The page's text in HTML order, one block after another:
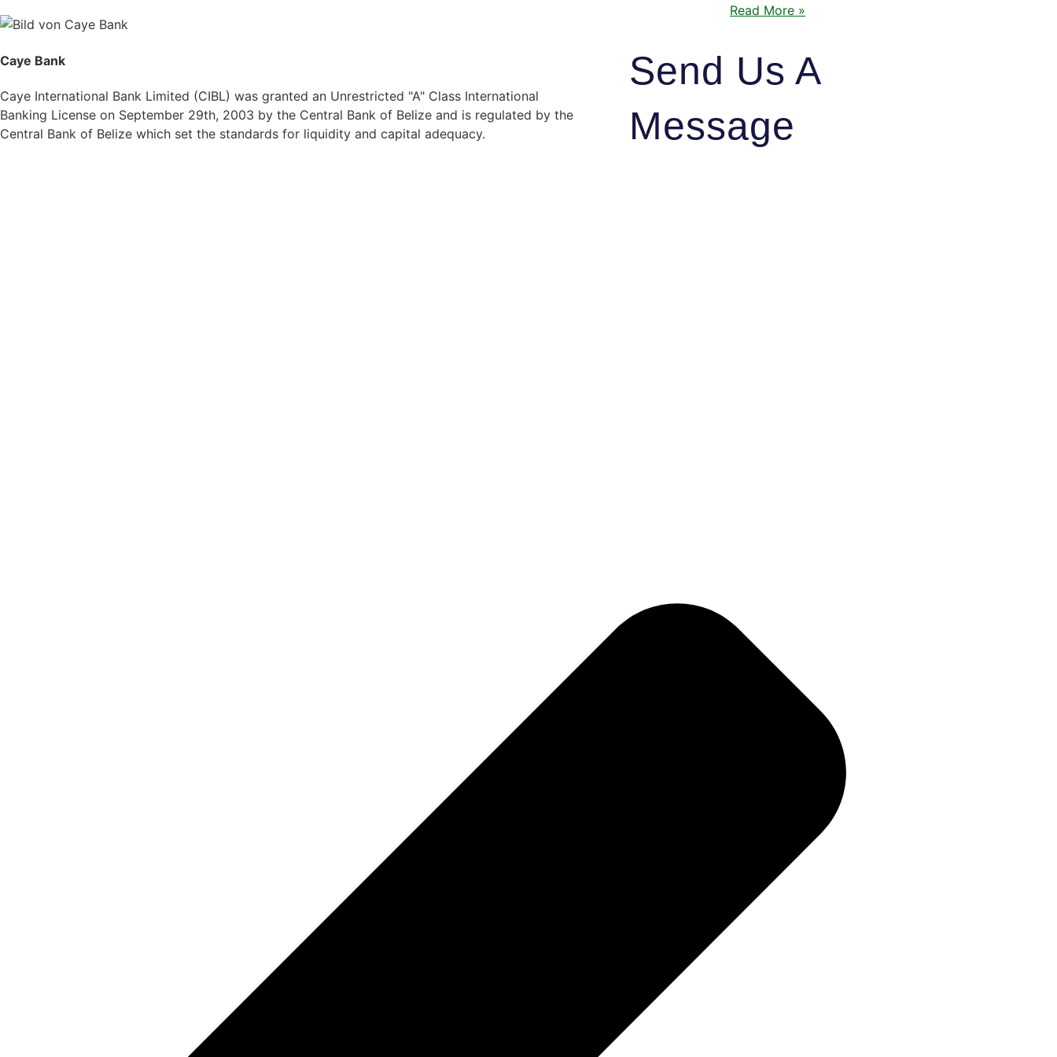
Caye Bank
Caye International Bank Limited (CIBL) was granted an Unrestricted "A" Class International
Banking License on September 29th, 2003 by the Central Bank of Belize and is regulated by the
Central Bank of Belize which set the standards for liquidity and capital adequacy.
Read More »
Send Us A
Message